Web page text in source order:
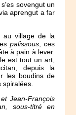
sovengut un
aprengut a far
au village de la
palissous , ces
à pain à lever.
est tout un art,
depuis la
les boudins de
spiralées.
Jean-François
sous-titré en